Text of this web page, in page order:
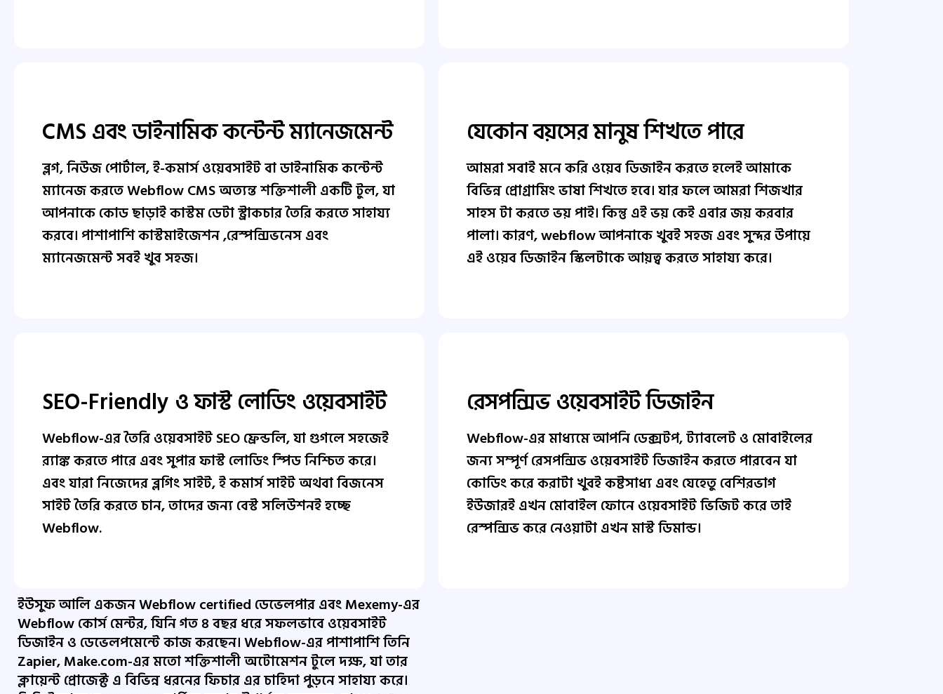
CMS এবং ডাইনামিক কন্টেন্ট ম্যানেজমেন্ট
ব্লগ, নিউজ পোর্টাল, ই-কমার্স ওয়েবসাইট বা ডাইনামিক কন্টেন্ট
ম্যানেজ করতে Webflow CMS অত্যন্ত শক্তিশালী একটি টুল, যা
আপনাকে কোড ছাড়াই কাস্টম ডেটা স্ট্রাকচার তৈরি করতে সাহায্য
করবে। পাশাপাশি কাস্টমাইজেশন ,রেস্পন্সিভনেস এবং
ম্যানেজমেন্ট সবই খুব সহজ।
যেকোন বয়সের মানুষ শিখতে পারে
আমরা সবাই মনে করি ওয়েব ডিজাইন করতে হলেই আমাকে
বিভিন্ন প্রোগ্রামিং ভাষা শিখতে হবে। যার ফলে আমরা শিজখার
সাহস টা করতে ভয় পাই। কিন্তু এই ভয় কেই এবার জয় করবার
পালা। কারণ, webflow আপনাকে খুবই সহজ এবং সুন্দর উপায়ে
এই ওয়েব ডিজাইন স্কিলটাকে আয়ত্ব করতে সাহায্য করে।
SEO-Friendly ও ফাস্ট লোডিং ওয়েবসাইট
Webflow-এর তৈরি ওয়েবসাইট SEO ফ্রেন্ডলি, যা গুগলে সহজেই
র‍্যাঙ্ক করতে পারে এবং সুপার ফাস্ট লোডিং স্পিড নিশ্চিত করে।
এবং যারা নিজেদের ব্লগিং সাইট, ই কমার্স সাইট অথবা বিজনেস
সাইট তৈরি করতে চান, তাদের জন্য বেস্ট সলিউশনই হচ্ছে
Webflow.
রেসপন্সিভ ওয়েবসাইট ডিজাইন
Webflow-এর মাধ্যমে আপনি ডেক্সটপ, ট্যাবলেট ও মোবাইলের
জন্য সম্পূর্ণ রেসপন্সিভ ওয়েবসাইট ডিজাইন করতে পারবেন যা
কোডিং করে করাটা খুবই কষ্টসাধ্য এবং যেহেতু বেশিরভাগ
ইউজারই এখন মোবাইল ফোনে ওয়েবসাইট ভিজিট করে তাই
রেস্পন্সিভ করে নেওয়াটা এখন মাস্ট ডিমান্ড।
ইউসুফ আলি একজন Webflow certified ডেভেলপার এবং Mexemy-এর
Webflow কোর্স মেন্টর, যিনি গত ৪ বছর ধরে সফলভাবে ওয়েবসাইট
ডিজাইন ও ডেভেলপমেন্টে কাজ করছেন। Webflow-এর পাশাপাশি তিনি
Zapier, Make.com-এর মতো শক্তিশালী অটোমেশন টুলে দক্ষ, যা তার
ক্লায়েন্ট প্রোজেক্ট এ বিভিন্ন ধরনের ফিচার এর চাহিদা পুড়নে সাহায্য করে।